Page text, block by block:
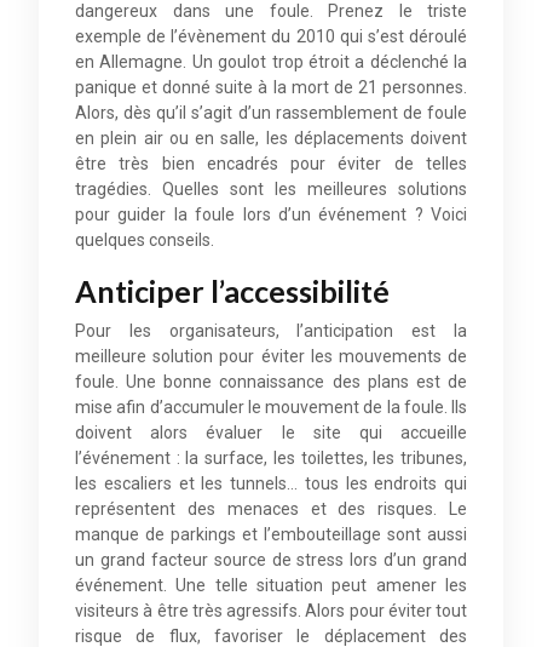
dangereux dans une foule. Prenez le triste
exemple de l’évènement du 2010 qui s’est déroulé
en Allemagne. Un goulot trop étroit a déclenché la
panique et donné suite à la mort de 21 personnes.
Alors, dès qu’il s’agit d’un rassemblement de foule
en plein air ou en salle, les déplacements doivent
être très bien encadrés pour éviter de telles
tragédies. Quelles sont les meilleures solutions
pour guider la foule lors d’un événement ? Voici
quelques conseils.
Anticiper l’accessibilité
Pour les organisateurs, l’anticipation est la
meilleure solution pour éviter les mouvements de
foule. Une bonne connaissance des plans est de
mise afin d’accumuler le mouvement de la foule. Ils
doivent alors évaluer le site qui accueille
l’événement : la surface, les toilettes, les tribunes,
les escaliers et les tunnels… tous les endroits qui
représentent des menaces et des risques. Le
manque de parkings et l’embouteillage sont aussi
un grand facteur source de stress lors d’un grand
événement. Une telle situation peut amener les
visiteurs à être très agressifs. Alors pour éviter tout
risque de flux, favoriser le déplacement des